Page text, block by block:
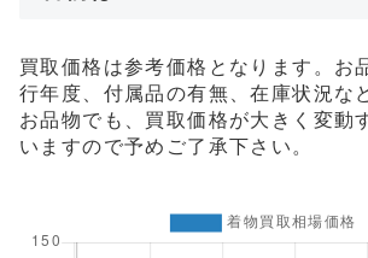
買取価格は参考価格となります。お
行年度、付属品の有無、在庫状況な
お品物でも、買取価格が大きく変動
いますので予めご了承下さい。